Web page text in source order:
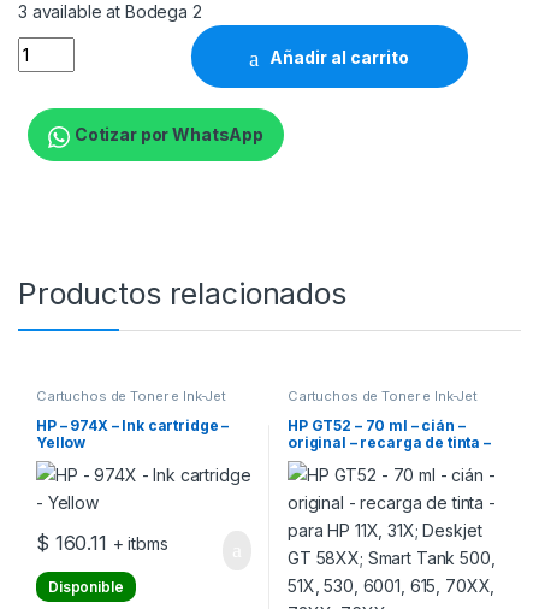
3 available at Bodega 2
HP 670 Cyan Ink Cartridge quantity
Añadir al carrito
Cotizar por WhatsApp
Productos relacionados
Cartuchos de Toner e Ink-Jet
HP – 974X – Ink cartridge –
Yellow
$ 160.11 + itbms
Disponible
Cartuchos de Toner e Ink-Jet
HP GT52 – 70 ml – cián –
original – recarga de tinta –
para HP 11X, 31X; Deskjet GT
58XX; Smart Tank 500, 51X,
530, 6001, 615, 70XX, 73XX,
76XX